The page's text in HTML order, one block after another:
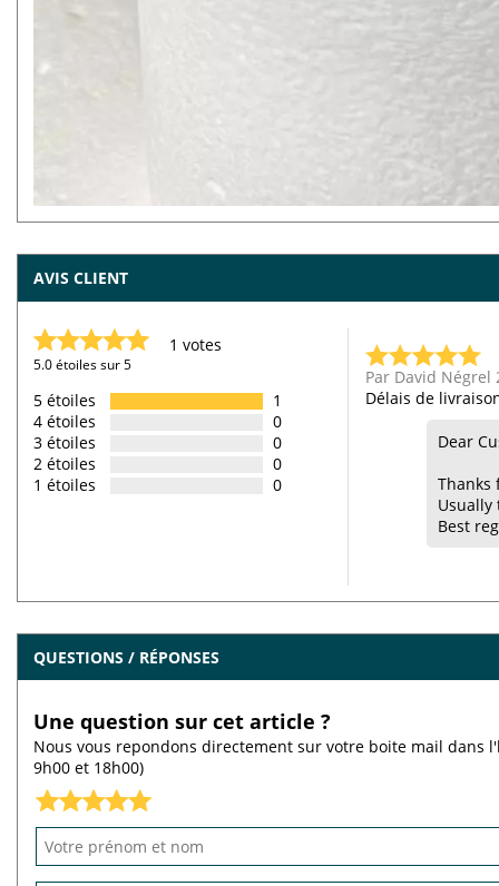
AVIS CLIENT
1 votes
5.0 étoiles sur 5
5 étoiles
1
4 étoiles
0
3 étoiles
0
2 étoiles
0
1 étoiles
0
Par David Négrel
Délais de
Dear
Thanks
Usually
Best
QUESTIONS / RÉPONSES
Une question sur cet article ?
Nous vous repondons directement sur votre boite mail
9h00 et 18h00)